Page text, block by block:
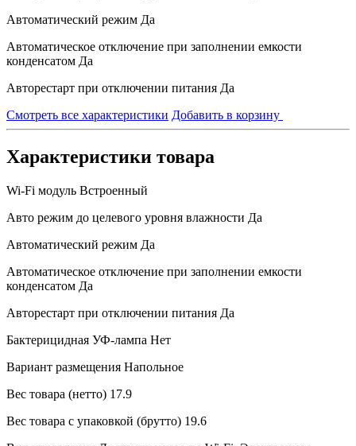
Автоматический режим Да
Автоматическое отключение при заполнении емкости
конденсатом Да
Авторестарт при отключении питания Да
Смотреть все характеристики Добавить в корзину
Характеристики товара
Wi-Fi модуль Встроенный
Авто режим до целевого уровня влажности Да
Автоматический режим Да
Автоматическое отключение при заполнении емкости
конденсатом Да
Авторестарт при отключении питания Да
Бактерицидная УФ-лампа Нет
Вариант размещения Напольное
Вес товара (нетто) 17.9
Вес товара с упаковкой (брутто) 19.6